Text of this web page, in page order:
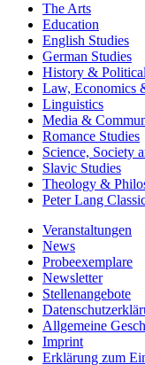
The Arts
Education
English Studies
German Studies
History &
Law, Economics
Linguistics
Media &
Romance Studies
Science, Society
Slavic Studies
Theology &
Peter Lang
Veranstaltungen
News
Probeexemplare
Newsletter
Stellenangebote
Allgemeine
Imprint
Erklärung zum